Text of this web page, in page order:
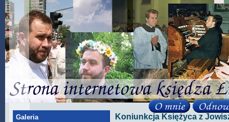
Galeria
Koniunkcja Księżyca z